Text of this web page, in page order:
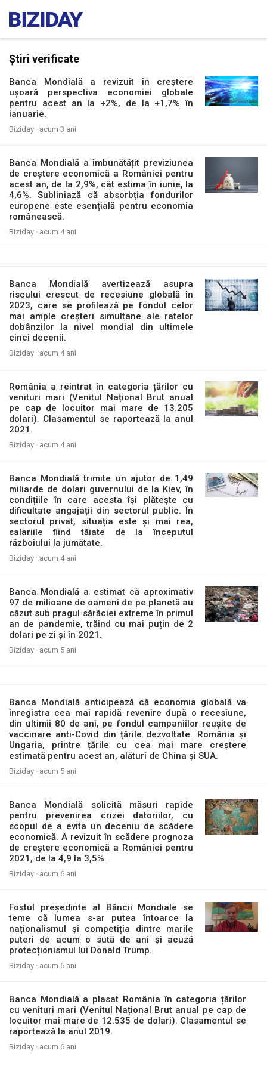
Știri verificate
Banca Mondială a revizuit în creștere
ușoară perspectiva economiei globale
pentru acest an la +2%, de la +1,7% în
ianuarie.
Biziday · acum 3 ani
Banca Mondială a îmbunătățit previziunea
de creștere economică a României pentru
acest an, de la 2,9%, cât estima în iunie, la
4,6%. Subliniază că absorbția fondurilor
europene este esențială pentru economia
românească.
Biziday · acum 4 ani
Banca Mondială avertizează asupra
riscului crescut de recesiune globală în
2023, care se profilează pe fondul celor
mai ample creșteri simultane ale ratelor
dobânzilor la nivel mondial din ultimele
cinci decenii.
Biziday · acum 4 ani
România a reintrat în categoria țărilor cu
venituri mari (Venitul Național Brut anual
pe cap de locuitor mai mare de 13.205
dolari). Clasamentul se raportează la anul
2021.
Biziday · acum 4 ani
Banca Mondială trimite un ajutor de 1,49
miliarde de dolari guvernului de la Kiev, în
condițiile în care acesta își plătește cu
dificultate angajații din sectorul public. În
sectorul privat, situația este și mai rea,
salariile fiind tăiate de la începutul
războiului la jumătate.
Biziday · acum 4 ani
Banca Mondială a estimat că aproximativ
97 de milioane de oameni de pe planetă au
căzut sub pragul sărăciei extreme în primul
an de pandemie, trăind cu mai puțin de 2
dolari pe zi și în 2021.
Biziday · acum 5 ani
Banca Mondială anticipează că economia globală va
înregistra cea mai rapidă revenire după o recesiune,
din ultimii 80 de ani, pe fondul campaniilor reușite de
vaccinare anti-Covid din țările dezvoltate. România și
Ungaria, printre țările cu cea mai mare creștere
estimată pentru acest an, alături de China și SUA.
Biziday · acum 5 ani
Banca Mondială solicită măsuri rapide
pentru prevenirea crizei datoriilor, cu
scopul de a evita un deceniu de scădere
economică. A revizuit în scădere prognoza
de creștere economică a României pentru
2021, de la 4,9 la 3,5%.
Biziday · acum 6 ani
Fostul președinte al Băncii Mondiale se
teme că lumea s-ar putea întoarce la
naționalismul și competiția dintre marile
puteri de acum o sută de ani și acuză
protecționismul lui Donald Trump.
Biziday · acum 6 ani
Banca Mondială a plasat România în categoria țărilor
cu venituri mari (Venitul Național Brut anual pe cap de
locuitor mai mare de 12.535 de dolari). Clasamentul se
raportează la anul 2019.
Biziday · acum 6 ani